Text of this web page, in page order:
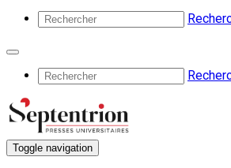
Toggle navigation